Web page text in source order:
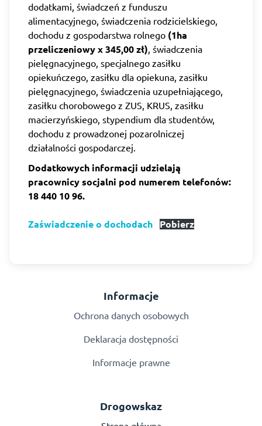
dodatkami, świadczeń z funduszu
alimentacyjnego, świadczenia rodzicielskiego,
dochodu z gospodarstwa rolnego (1ha
przeliczeniowy x 345,00 zł), świadczenia
pielęgnacyjnego, specjalnego zasiłku
opiekuńczego, zasiłku dla opiekuna, zasiłku
pielęgnacyjnego, świadczenia uzupełniającego,
zasiłku chorobowego z ZUS, KRUS, zasiłku
macierzyńskiego, stypendium dla studentów,
dochodu z prowadzonej pozarolniczej
działalności gospodarczej.
Dodatkowych informacji udzielają
pracownicy socjalni pod numerem telefonów:
18 440 10 96.
Zaświadczenie o dochodach Pobierz
Informacje
Ochrona danych osobowych
Deklaracja dostępności
Informacje prawne
Drogowskaz